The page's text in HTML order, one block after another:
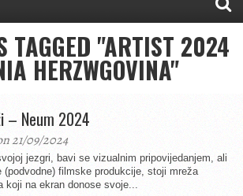
TAGGED "ARTIST 2024
HERZWGOVINA"
– Neum 2024
21/09/2024
jezgri, bavi se vizualnim pripovijedanjem, ali
filmske produkcije, stoji mreža
koji na ekran donose svoje...